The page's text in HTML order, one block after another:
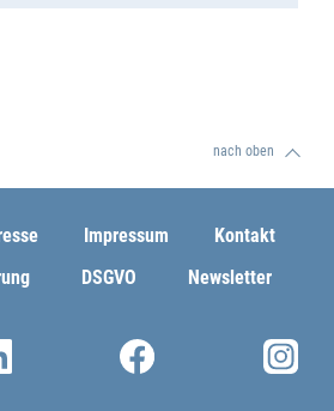
nach oben
Impressum
Kontakt
DSGVO Newsletter